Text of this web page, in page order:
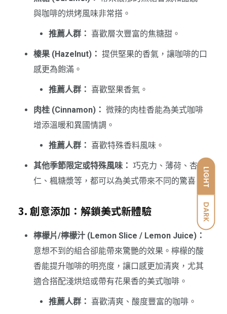
LIGHT
DARK
與咖啡的烘烤風味非常搭。
推薦人群： 喜歡層次豐富的焦糖甜。
榛果 (Hazelnut)： 提供堅果的香氣，讓咖啡的口
感更為飽滿。
推薦人群： 喜歡堅果香氣。
肉桂 (Cinnamon)： 微辣的肉桂香能為美式咖啡
增添溫暖和異國情調。
推薦人群： 喜歡特殊香料風味。
其他季節限定或特殊風味： 巧克力、薄荷、杏
仁、楓糖漿等，都可以為美式帶來不同的驚喜。
3. 創意添加：解鎖美式新體驗
檸檬片/檸檬汁 (Lemon Slice / Lemon Juice)：
意想不到的組合卻能帶來驚艷的效果。檸檬的酸
香能提升咖啡的明亮度，讓口感更加清爽，尤其
適合搭配淺烘焙或帶有花果香的美式咖啡。
推薦人群： 喜歡清爽、酸度豐富的咖啡。